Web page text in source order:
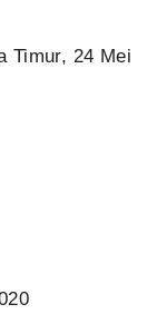
Timur, 24 Mei